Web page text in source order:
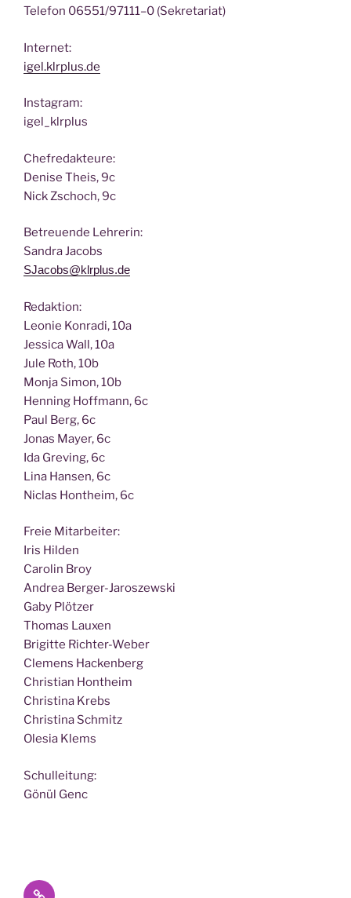
Tele­fon 06551/97111–0 (Sekre­ta­ri­at)
Inter­net:
igel.klrplus.de
Insta­gram:
igel_klrplus
Chef­re­dak­teu­re:
Deni­se Theis, 9c
Nick Zscho­ch, 9c
Betreu­en­de Lehrerin:
San­dra Jacobs
SJacobs@klrplus.de
Redak­ti­on:
Leo­nie Kon­ra­di, 10a
Jes­si­ca Wall, 10a
Jule Roth, 10b
Mon­ja Simon, 10b
Hen­ning Hoff­mann, 6c
Paul Berg, 6c
Jonas May­er, 6c
Ida Gre­ving, 6c
Lina Han­sen, 6c
Nic­las Hont­heim, 6c
Freie Mit­ar­bei­ter:
Iris Hilden
Caro­lin Broy
Andrea Berger-Jaroszewski
Gaby Plötzer
Tho­mas Lauxen
Bri­git­te Richter-Weber
Cle­mens Hackenberg
Chris­ti­an Hontheim
Chris­ti­na Krebs
Chris­ti­na Schmitz
Ole­sia Klems
Schul­lei­tung:
Gönül Genc
Datenschutz